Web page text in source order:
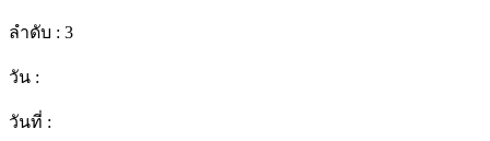
ลำดับ : 3
วัน :
วันที่ :